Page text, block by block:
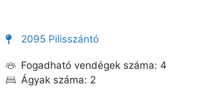
2095 Pilisszántó
Fogadható vendégek száma: 4
Ágyak száma: 2